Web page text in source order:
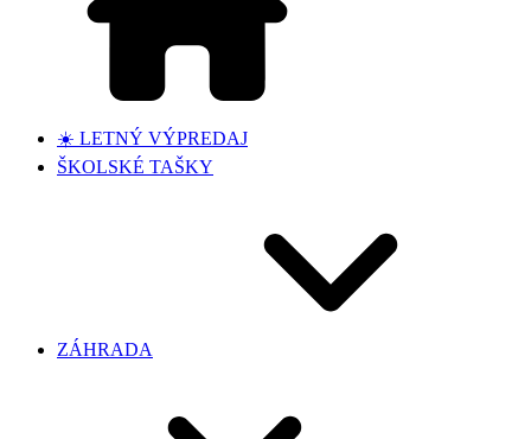
☀️ LETNÝ VÝPREDAJ
ŠKOLSKÉ TAŠKY
ZÁHRADA